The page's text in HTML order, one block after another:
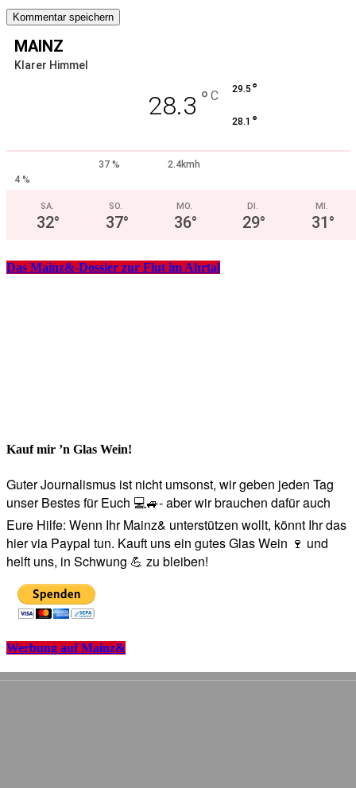
MAINZ
Klarer Himmel
28.3 ° C 29.5 °
28.1 °
37 %
2.4kmh
4 %
SA.
32°
SO.
37°
MO.
36°
DI.
29°
MI.
31°
Das Mainz&-Dossier zur Flut im Ahrtal
Kauf mir ’n Glas Wein!
Guter Journalismus ist nicht umsonst, wir geben jeden Tag
unser Bestes für Euch 💻🚙- aber wir brauchen dafür auch
Eure Hilfe: Wenn Ihr Mainz& unterstützen wollt, könnt Ihr das
hier via Paypal tun. Kauft uns ein gutes Glas Wein 🍷 und
helft uns, in Schwung 💪 zu bleiben!
Werbung auf Mainz&